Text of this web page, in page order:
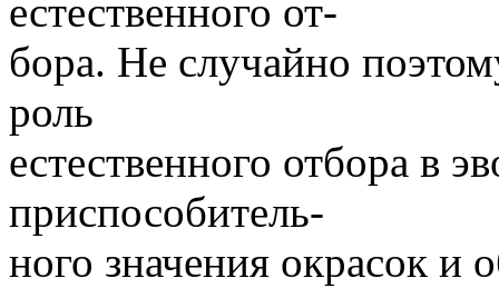
естественного от-
бора. Не случайно
роль
естественного отбора в
приспособитель-
ного значения окрасок и